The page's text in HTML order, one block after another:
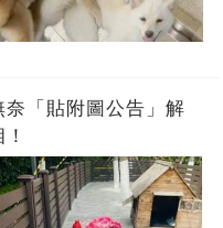
「貼附圖公告」解